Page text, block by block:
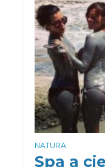
NATURA
Spa a